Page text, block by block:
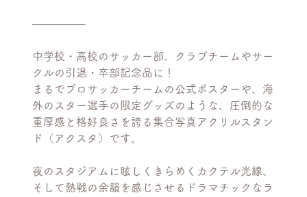
───────
中学校・高校のサッカー部、クラブチームやサー
クルの引退・卒部記念品に！
まるでプロサッカーチームの公式ポスターや、海
外のスター選手の限定グッズのような、圧倒的な
重厚感と格好良さを誇る集合写真アクリルスタン
ド（アクスタ）です。
夜のスタジアムに眩しくきらめくカクテル光線、
そして熱戦の余韻を感じさせるドラマチックなラ